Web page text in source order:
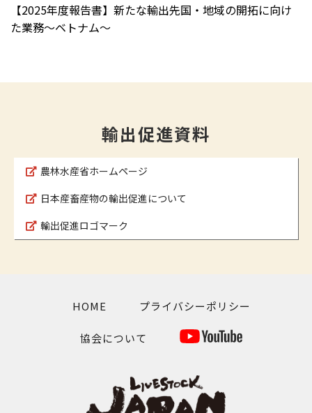
【2025年度報告書】新たな輸出先国・地域の開拓に向け
た業務～ベトナム～
輸出促進資料
農林水産省ホームページ
日本産畜産物の輸出促進について
輸出促進ロゴマーク
HOME プライバシーポリシー
協会について